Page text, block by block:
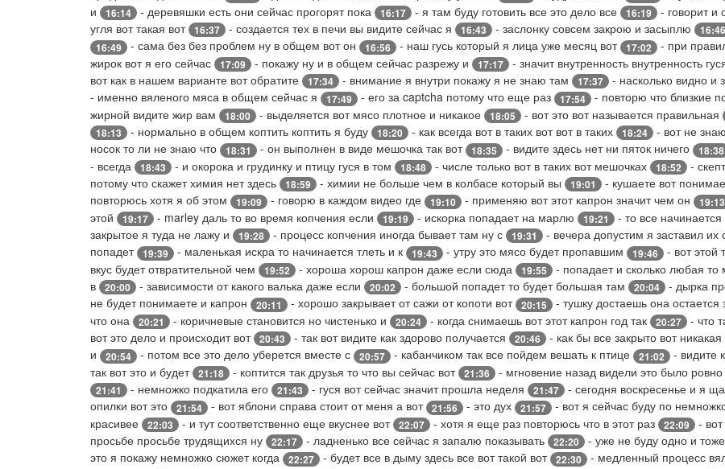
и
16:14 - деревяшки есть они сейчас прогорят пока 16:17 - я там буду готовить все это дело все 16:19 - говорит и
угля вот такая вот 16:37 - создается тех в печи вы видите сейчас я 16:43 - заслонку совсем закрою и засыплю 16:46
16:49 - сама без без проблем ну в общем вот он 16:56 - наш гусь который я лица уже месяц вот 17:02 - при
жирок вот я его сейчас
17:09 - покажу ну и в общем сейчас разрежу и 17:17 - значит внутренность внутренность
вот как в нашем варианте вот обратите
17:34 - внимание я внутри покажу я не знаю там 17:37 - насколько видно и
- именно вяленого мяса в общем сейчас я 17:49 - его за captcha потому что еще раз 17:54 - повторю что близкие
жирной видите жир вам
18:00 - выделяется вот мясо плотное и никакое 18:05 - вот это вот называется правильная
18:13 - нормально в общем коптить коптить я буду 18:20 - как всегда вот в таких вот вот в таких 18:24 - вот не
носок то ли не знаю что
18:31 - он выполнен в виде мешочка так вот 18:35 - видите здесь нет ни пяток ничего 18:38
- всегда 18:43 - и окорока и грудинку и птицу гуся в том 18:48 - числе только вот в таких вот мешочках 18:52 -
потому что скажет химия нет здесь
18:59 - химии не больше чем в колбасе который вы 19:01 - кушаете вот
повторюсь хотя я об этом
19:09 - говорю в каждом видео где 19:10 - применяю вот этот капрон значит чем он 19:13
этой
19:17 - marley даль то во время копчения если 19:19 - искорка попадает на марлю 19:21 - то все
закрытое я туда не лажу и
19:28 - процесс копчения иногда бывает там ну с 19:31 - вечера допустим я заставил их
попадет 19:39 - маленькая искра то начинается тлеть и к 19:43 - утру это мясо будет пропавшим 19:46 - вот этой
вкус будет отвратительной чем
19:52 - хороша хорош капрон даже если сюда 19:55 - попадает и сколько любая то
в
20:00 - зависимости от какого валька даже если 20:02 - большой попадет то будет большая там 20:04 - дырка
не будет понимаете и капрон
20:11 - хорошо закрывает от сажи от копоти вот 20:15 - тушку достаешь она остается
что она
20:21 - коричневые становится но чистенько и 20:24 - когда снимаешь вот этот капрон год так 20:27 - что
вот это дело и происходит вот 20:43 - так вот видите как здорово получается 20:46 - как бы все закрыто вот
и
20:54 - потом все это дело уберется вместе с 20:57 - кабанчиком так все пойдем вешать к птице 21:02 - видите
так вот это и будет 21:18 - коптится так друзья то что вы сейчас вот 21:36 - мгновение назад видели это было ровно
21:41 - немножко подкатила его 21:43 - гуся вот сейчас значит прошла неделя 21:47 - сегодня воскресенье и я
опилки вот это
21:54 - вот яблони справа стоит от меня а вот 21:56 - это дух 21:57 - вот я сейчас буду по
красивее
22:03 - и тут соответственно еще вкуснее вот 22:07 - хотя я еще раз повторюсь что в этот раз 22:09 -
просьбе просьбе трудящихся ну
22:17 - ладненько все сейчас я запалю показывать 22:20 - уже не буду одно и
это я покажу немножко сюжет когда
22:27 - будет все в дыму здесь все вот такой вот 22:30 - медленный процесс